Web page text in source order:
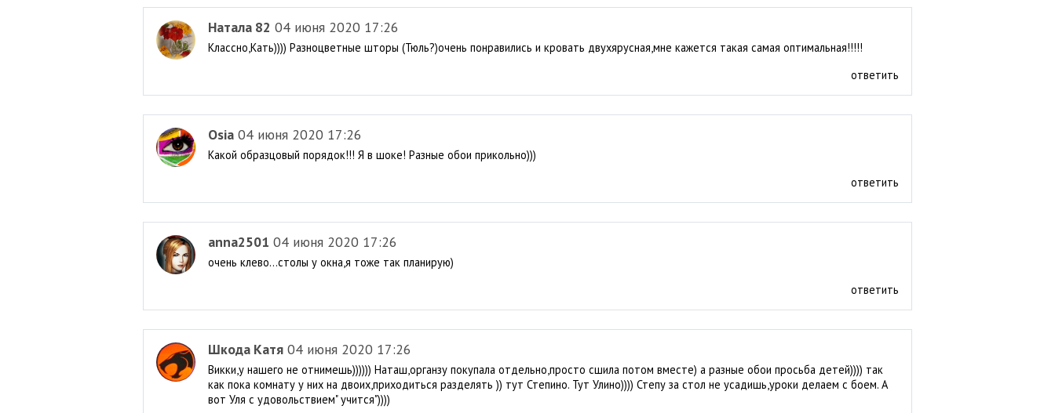
Натала 82 04 июня 2020 17:26
Классно,Кать)))) Разноцветные шторы (Тюль?)очень понравились и кровать двухярусная,мне кажется такая самая оптимальная!!!!!
ответить
Osia 04 июня 2020 17:26
Какой образцовый порядок!!! Я в шоке! Разные обои прикольно)))
ответить
anna2501 04 июня 2020 17:26
очень клево...столы у окна,я тоже так планирую)
ответить
Шкода Катя 04 июня 2020 17:26
Викки,у нашего не отнимешь)))))) Наташ,органзу покупала отдельно,просто сшила потом вместе) а разные обои просьба детей)))) так
как пока комнату у них на двоих,приходиться разделять )) тут Степино. Тут Улино)))) Степу за стол не усадишь,уроки делаем с боем. А
вот Уля с удовольствием" учится"))))